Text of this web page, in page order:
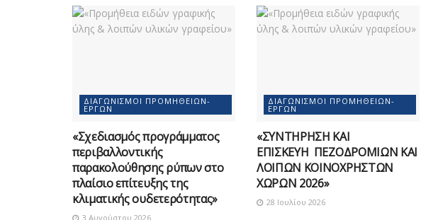
ΔΙΑΓΩΝΙΣΜΟΊ ΠΡΟΜΗΘΕΙΏΝ-
ΈΡΓΩΝ
«Σχεδιασμός προγράμματος
περιβαλλοντικής
παρακολούθησης ρύπων στο
πλαίσιο επίτευξης της
κλιματικής ουδετερότητας»
3 Αυγούστου 2026
ΔΙΑΓΩΝΙΣΜΟΊ ΠΡΟΜΗΘΕΙΏΝ-
ΈΡΓΩΝ
«ΣΥΝΤΗΡΗΣΗ ΚΑΙ
ΕΠΙΣΚΕΥΗ ΠΕΖΟΔΡΟΜΙΩΝ ΚΑΙ
ΛΟΙΠΩΝ ΚΟΙΝΟΧΡΗΣΤΩΝ
ΧΩΡΩΝ 2026»
28 Ιουλίου 2026